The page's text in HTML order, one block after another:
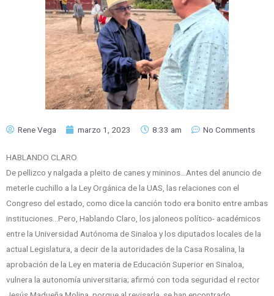
Rene Vega marzo 1, 2023 8:33 am No Comments
HABLANDO CLARO
De pellizco y nalgada a pleito de canes y mininos…Antes del anuncio de
meterle cuchillo a la Ley Orgánica de la UAS, las relaciones con el
Congreso del estado, como dice la canción todo era bonito entre ambas
instituciones…Pero, Hablando Claro, los jaloneos político- académicos
entre la Universidad Autónoma de Sinaloa y los diputados locales de la
actual Legislatura, a decir de la autoridades de la Casa Rosalina, la
aprobación de la Ley en materia de Educación Superior en Sinaloa,
vulnera la autonomía universitaria; afirmó con toda seguridad el rector